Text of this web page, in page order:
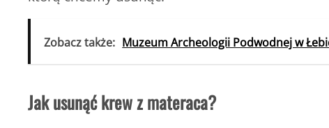
Zobacz także: Muzeum Archeologii Podwodnej w
Jak usunąć krew z materaca?